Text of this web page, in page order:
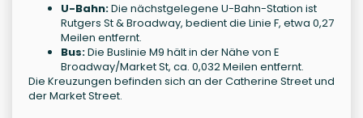
U-Bahn:Die nächstgelegene U-Bahn-Station ist
Rutgers St & Broadway, bedient die Linie F, etwa 0,27
Meilen entfernt.
Bus:Die Buslinie M9 hält in der Nähe von E
Broadway/Market St, ca. 0,032 Meilen entfernt.
Die Kreuzungen befinden sich an der Catherine Street und
der Market Street.